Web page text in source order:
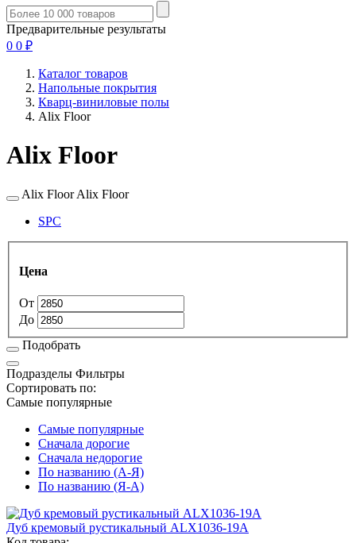
Предварительные результаты
0 0 ₽
Каталог товаров
Напольные покрытия
Кварц-виниловые полы
Alix Floor
Alix Floor
Alix FloorAlix Floor
SPC
Цена
От
До
Подобрать
Подразделы Фильтры
Сортировать по:
Самые популярные
Самые популярные
Сначала дорогие
Сначала недорогие
По названию (А-Я)
По названию (Я-А)
Дуб кремовый рустикальный ALX1036-19А